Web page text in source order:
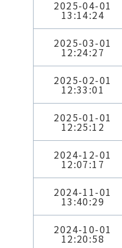
2025-04-01
13:14:24
2025-03-01
12:24:27
2025-02-01
12:33:01
2025-01-01
12:25:12
2024-12-01
12:07:17
2024-11-01
13:40:29
2024-10-01
12:20:58